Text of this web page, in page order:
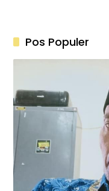
Pos Populer